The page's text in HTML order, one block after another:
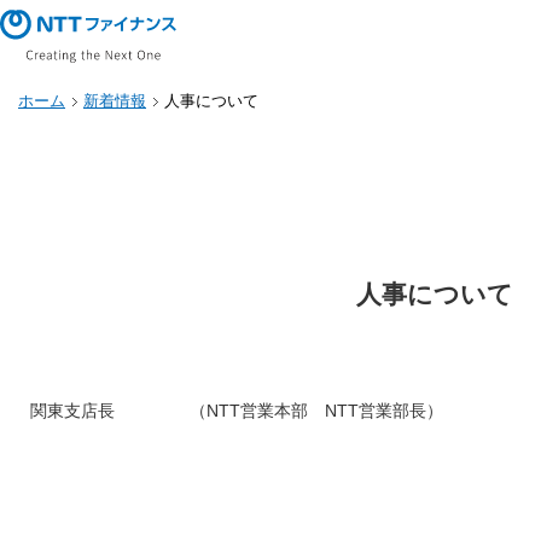
ホーム 新着情報 人事について
人事について
関東支店長 （NTT営業本部 NTT営業部長）